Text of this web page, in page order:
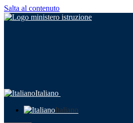
Salta al contenuto
Italiano
Italiano